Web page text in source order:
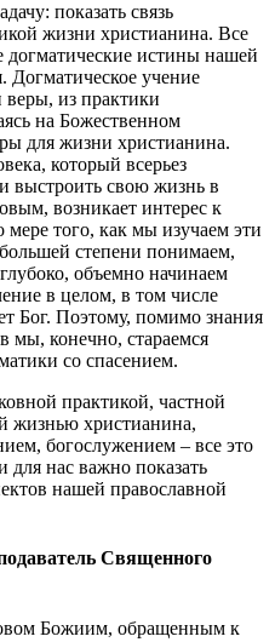
показать связь
жизни христианина. Все
догматические истины нашей
Догматическое учение
веры, из практики
на Божественном
для жизни христианина.
который всерьез
выстроить свою жизнь в
возникает интерес к
того, как мы изучаем эти
степени понимаем,
объемно начинаем
в целом, в том числе
Бог. Поэтому, помимо знания
мы, конечно, стараемся
со спасением.
практикой, частной
жизнью христианина,
богослужением – все это
нас важно показать
нашей православной
Священного
Божиим, обращенным к